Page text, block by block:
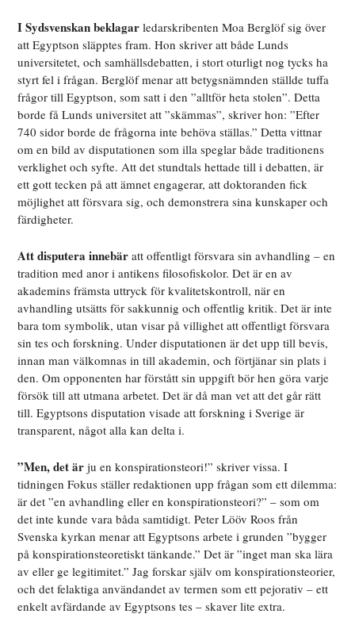
I Sydsvenskan beklagarledarskribenten Moa Berglöf sig över
att Egyptson släpptes fram. Hon skriver att både Lunds
universitetet, och samhällsdebatten, i stort oturligt nog tycks ha
styrt fel i frågan. Berglöf menar att betygsnämnden ställde tuffa
frågor till Egyptson, som satt i den ”alltför heta stolen”. Detta
borde få Lunds universitet att ”skämmas”, skriver hon: ”Efter
740 sidor borde de frågorna inte behöva ställas.” Detta vittnar
om en bild av disputationen som illa speglar både traditionens
verklighet och syfte. Att det stundtals hettade till i debatten, är
ett gott tecken på att ämnet engagerar, att doktoranden fick
möjlighet att försvara sig, och demonstrera sina kunskaper och
färdigheter.
Att disputera innebär att offentligt försvara sin avhandling – en
tradition med anor i antikens filosofiskolor. Det är en av
akademins främsta uttryck för kvalitetskontroll, när en
avhandling utsätts för sakkunnig och offentlig kritik. Det är inte
bara tom symbolik, utan visar på villighet att offentligt försvara
sin tes och forskning. Under disputationen är det upp till bevis,
innan man välkomnas in till akademin, och förtjänar sin plats i
den. Om opponenten har förstått sin uppgift bör hen göra varje
försök till att utmana arbetet. Det är då man vet att det går rätt
till. Egyptsons disputation visade att forskning i Sverige är
transparent, något alla kan delta i.
”Men, det är ju en konspirationsteori!” skriver vissa. I
tidningen Fokus ställer redaktionen upp frågan som ett dilemma:
är det ”en avhandling eller en konspirationsteori?” – som om
det inte kunde vara båda samtidigt. Peter Lööv Roos från
Svenska kyrkan menar att Egyptsons arbete i grunden ”bygger
på konspirationsteoretiskt tänkande.” Det är ”inget man ska lära
av eller ge legitimitet.” Jag forskar själv om konspirationsteorier,
och det felaktiga användandet av termen som ett pejorativ – ett
enkelt avfärdande av Egyptsons tes – skaver lite extra.